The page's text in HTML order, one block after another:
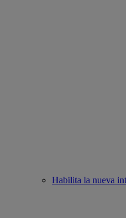
Habilita la nueva